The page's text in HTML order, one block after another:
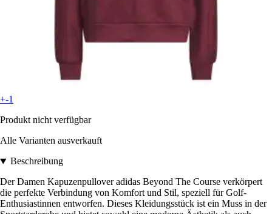
+-1
Produkt nicht verfügbar
Alle Varianten ausverkauft
Beschreibung
Der Damen Kapuzenpullover adidas Beyond The Course verkörpert
die perfekte Verbindung von Komfort und Stil, speziell für Golf-
Enthusiastinnen entworfen. Dieses Kleidungsstück ist ein Muss in der